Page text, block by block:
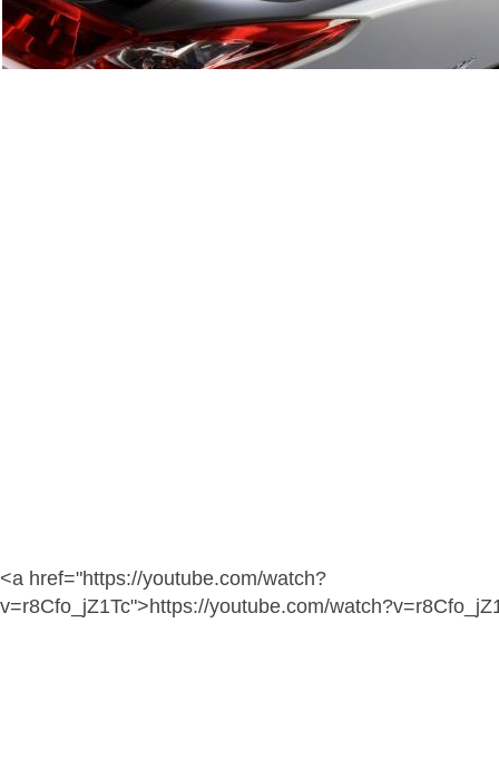
<a href="https://youtube.com/watch?
v=r8Cfo_jZ1Tc">https://youtube.com/